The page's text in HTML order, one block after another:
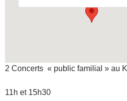
2 Concerts « public familial » au
11h et 15h30